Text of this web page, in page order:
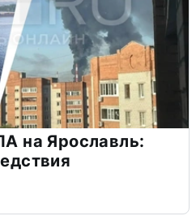
на Ярославль: